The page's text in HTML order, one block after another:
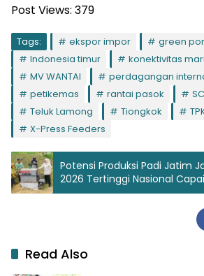
Post Views: 379
Tags: ekspor impor
green
Indonesia timur
konektivitas
MV WANTAI
perdagangan
petikemas
rantai pasok
Teluk Lamong
Tiongkok
X-Press Feeders
Potensi Produksi Padi Jatim
2026 Tertinggi Nasional
GKG, Gubernur Khofifah:
Petani dan Kuatnya
Read Also